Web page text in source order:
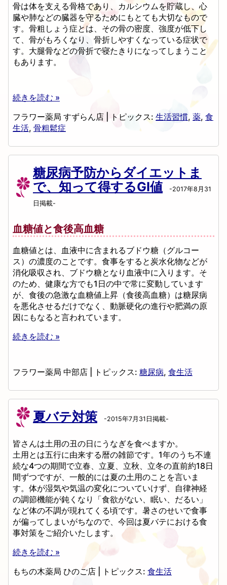
骨は体を支える骨格であり、カルシウムを貯蔵し、心
臓や肺などの臓器を守るためにもとても大切なもので
す。骨粗しょう症とは、その骨の密度、強度が低下し
て、骨がもろくなり、骨折しやすくなっている症状で
す。大腿骨などの骨折で寝たきりになってしまうこと
もあります。
続きを読む »
フラワー薬局 すずらん店
トピックス: 生活習慣, 薬, 食
生活, 骨粗鬆症
糖尿病予防からダイエットま
で、知って得するGI値 -2017年8月31
日掲載-
血糖値と食後高血糖
血糖値とは、血液中に含まれるブドウ糖（グルコー
ス）の濃度のことです。食事をすると炭水化物などが
消化吸収され、ブドウ糖となり血液中に入ります。そ
のため、健康な方でも1日の中で常に変動しています
が、食後の急激な血糖値上昇（食後高血糖）は糖尿病
を悪化させるだけでなく、動脈硬化の進行や肥満の原
因にもなると言われています。
続きを読む »
フラワー薬局 中部店 トピックス: 糖尿病, 食生活
夏バテ対策 -2015年7月31日掲載-
皆さんは土用の丑の日にうなぎを食べますか。
土用とは五行に由来する暦の雑節です。1年のうち不連
続な4つの期間で立春、立夏、立秋、立冬の直前約18日
間ずつですが、一般的には夏の土用のことを言いま
す。体が湿気や気温の変化についていけず、自律神経
の調節機能が鈍くなり「食欲がない、眠い、だるい」
など体の不調が現れてくる頃です。暑さのせいで食事
が偏ってしまいがちなので、今回は夏バテにおける食
事対策をご紹介いたします。
続きを読む »
もちの木薬局 ひのご店
トピックス: 食生活